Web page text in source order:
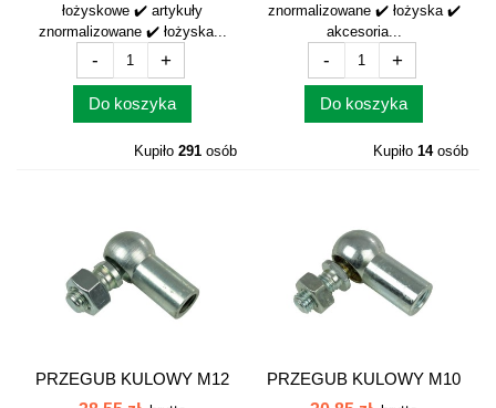
łożyskowe ✔️ artykuły
znormalizowane ✔️ łożyska...
- +
Do koszyka
Kupiło 291 osób
znormalizowane ✔️ łożyska ✔️
akcesoria...
- +
Do koszyka
Kupiło 14osób
PRZEGUB KULOWY M12
FLURO DIN
PRZEGUB KULOWY M10
FLURO DIN...